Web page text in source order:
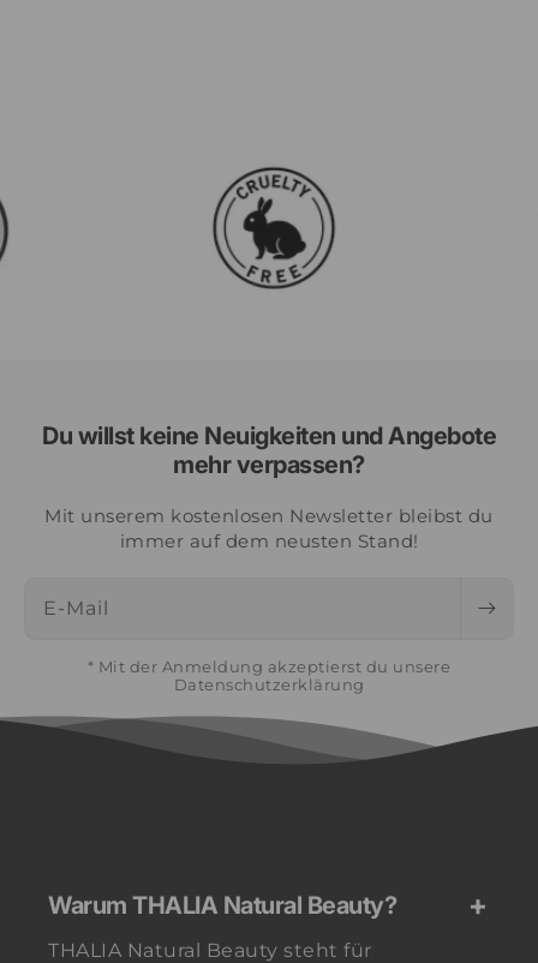
Du willst keine Neuigkeiten und Angebote
mehr verpassen?
Mit unserem kostenlosen Newsletter bleibst du
immer auf dem neusten Stand!
E-Mail
* Mit der Anmeldung akzeptierst du unsere
Datenschutzerklärung
Warum THALIA Natural Beauty?
THALIA Natural Beauty steht für